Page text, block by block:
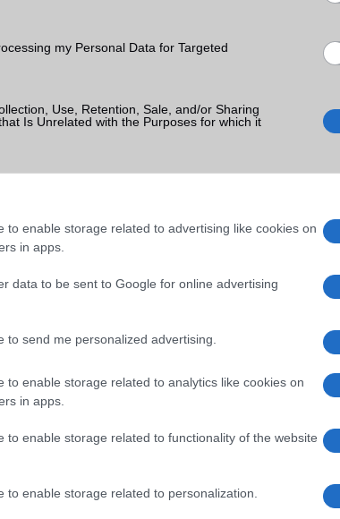
my Personal Data for Targeted
Use, Retention, Sale, and/or Sharing
Is Unrelated with the Purposes for which it
to enable storage related to advertising like cookies on
in apps.
data to be sent to Google for online advertising
to send me personalized advertising.
to enable storage related to analytics like cookies on
in apps.
to enable storage related to functionality of the website
to enable storage related to personalization.
az egyik utolsó telefon, amely 16:9 képarányú
keskenyebb és hosszabb képernyőkkel rendelkezik,
kijelzők jobb élményt nyújtottak